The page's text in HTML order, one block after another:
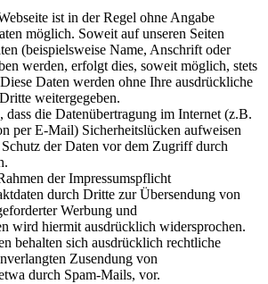
ist in der Regel ohne Angabe
möglich. Soweit auf unseren Seiten
(beispielsweise Name, Anschrift oder
werden, erfolgt dies, soweit möglich, stets
Daten werden ohne Ihre ausdrückliche
weitergegeben.
die Datenübertragung im Internet (z.B.
per E-Mail) Sicherheitslücken aufweisen
der Daten vor dem Zugriff durch
der Impressumspflicht
durch Dritte zur Übersendung von
Werbung und
wird hiermit ausdrücklich widersprochen.
behalten sich ausdrücklich rechtliche
Zusendung von
durch Spam-Mails, vor.